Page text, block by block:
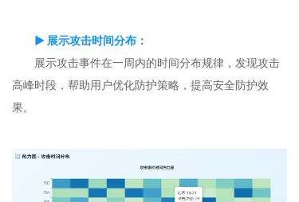
▶ 展示攻击时间分布：
展示攻击事件在一周内的时间分布规律，发现攻击
高峰时段，帮助用户优化防护策略，提高安全防护效
果。